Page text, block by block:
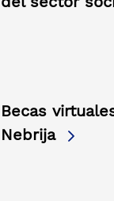
Becas
Nebrija